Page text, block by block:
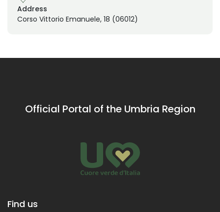
Address
Corso Vittorio Emanuele, 18 (06012)
Official Portal of the Umbria Region
Find us